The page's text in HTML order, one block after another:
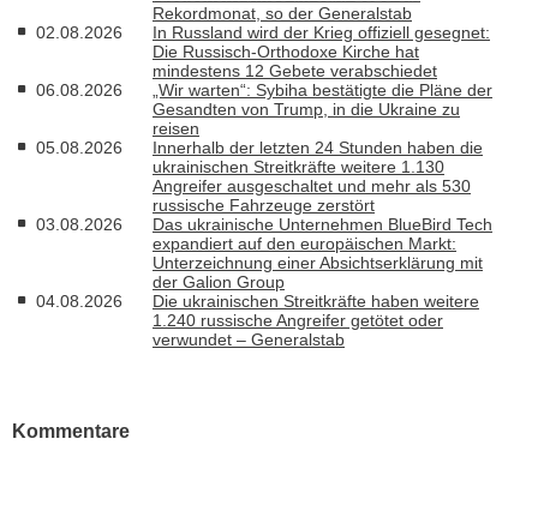
Rekordmonat, so der Generalstab
02.08.2026
In Russland wird der Krieg offiziell gesegnet:
Die Russisch-Orthodoxe Kirche hat
mindestens 12 Gebete verabschiedet
06.08.2026
„Wir warten“: Sybiha bestätigte die Pläne der
Gesandten von Trump, in die Ukraine zu
reisen
05.08.2026
Innerhalb der letzten 24 Stunden haben die
ukrainischen Streitkräfte weitere 1.130
Angreifer ausgeschaltet und mehr als 530
russische Fahrzeuge zerstört
03.08.2026
Das ukrainische Unternehmen BlueBird Tech
expandiert auf den europäischen Markt:
Unterzeichnung einer Absichtserklärung mit
der Galion Group
04.08.2026
Die ukrainischen Streitkräfte haben weitere
1.240 russische Angreifer getötet oder
verwundet – Generalstab
Kommentare